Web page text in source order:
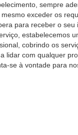
sempre
exceder os
para receber o
estabelecemos
cobrindo os
lidar com qualquer
se à vontade para